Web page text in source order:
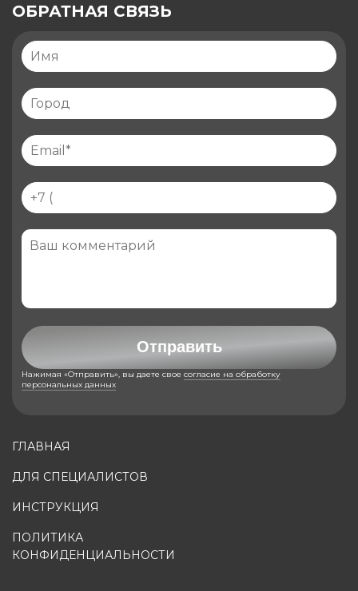
ГЛАВНАЯ
ДЛЯ СПЕЦИАЛИСТОВ
ИНСТРУКЦИЯ
ПОЛИТИКА
КОНФИДЕНЦИАЛЬНОСТИ
ОБРАТНАЯ СВЯЗЬ
Отправить
Нажимая «Отправить», вы даете свое согласие на обработку
персональных данных